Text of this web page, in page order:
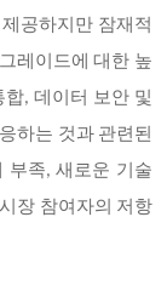
공하지만 잠재적
레이드에 대한 높
, 데이터 보안 및
하는 것과 관련된
부족, 새로운 기술
장 참여자의 저항